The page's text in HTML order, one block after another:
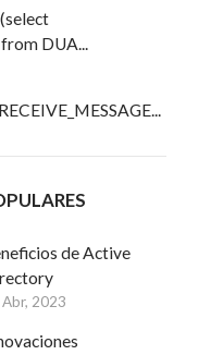
(select
DUA...
de Active
2023